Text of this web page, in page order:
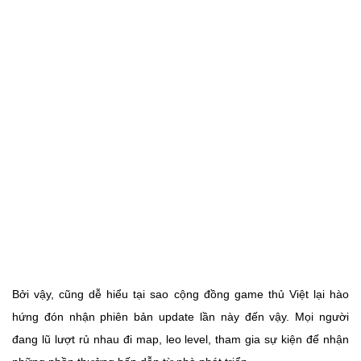
Bởi vậy, cũng dễ hiểu tại sao cộng đồng game thủ Việt lại hào
hứng đón nhận phiên bản update lần này đến vậy. Mọi người
đang lũ lượt rủ nhau đi map, leo level, tham gia sự kiện để nhận